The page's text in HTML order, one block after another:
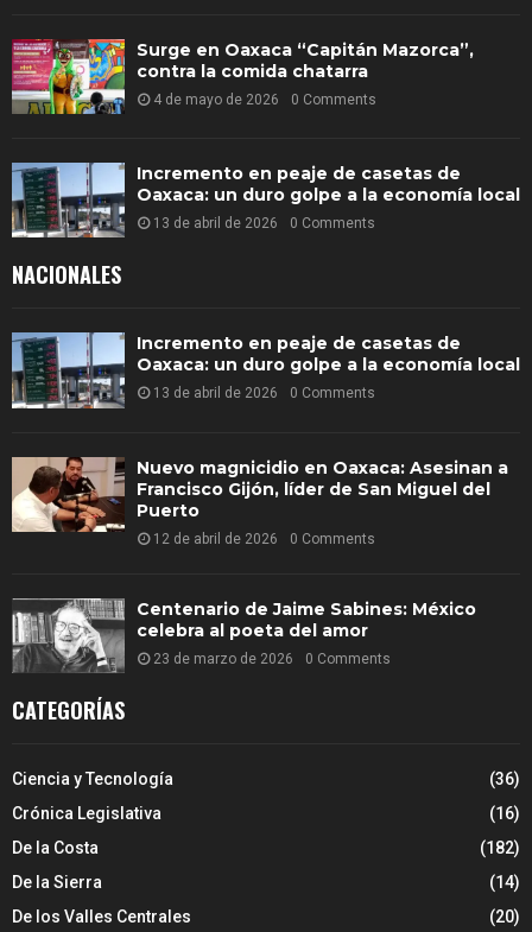
Surge en Oaxaca “Capitán Mazorca”,
contra la comida chatarra
4 de mayo de 2026 0 Comments
Incremento en peaje de casetas de
Oaxaca: un duro golpe a la economía local
13 de abril de 2026 0 Comments
NACIONALES
Incremento en peaje de casetas de
Oaxaca: un duro golpe a la economía local
13 de abril de 2026 0 Comments
Nuevo magnicidio en Oaxaca: Asesinan a
Francisco Gijón, líder de San Miguel del
Puerto
12 de abril de 2026 0 Comments
Centenario de Jaime Sabines: México
celebra al poeta del amor
23 de marzo de 2026 0 Comments
CATEGORÍAS
Ciencia y Tecnología
(36)
Crónica Legislativa
(16)
De la Costa
(182)
De la Sierra
(14)
De los Valles Centrales
(20)